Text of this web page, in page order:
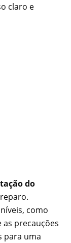
claro e
do
como
as precauções
para uma